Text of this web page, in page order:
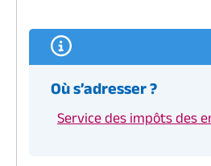
Où s’adresser ?
Service des impôts des